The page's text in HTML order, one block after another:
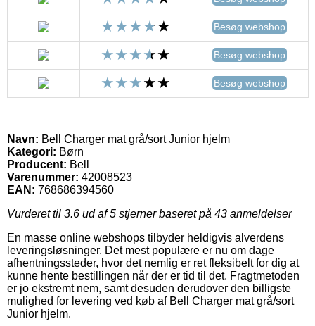
Besøg webshop
Besøg webshop
Besøg webshop
Navn: Bell Charger mat grå/sort Junior hjelm
Kategori: Børn
Producent: Bell
Varenummer: 42008523
EAN: 768686394560
Vurderet til 3.6 ud af 5 stjerner baseret på 43 anmeldelser
En masse online webshops tilbyder heldigvis alverdens
leveringsløsninger. Det mest populære er nu om dage
afhentningssteder, hvor det nemlig er ret fleksibelt for dig at
kunne hente bestillingen når der er tid til det. Fragtmetoden
er jo ekstremt nem, samt desuden derudover den billigste
mulighed for levering ved køb af Bell Charger mat grå/sort
Junior hjelm.